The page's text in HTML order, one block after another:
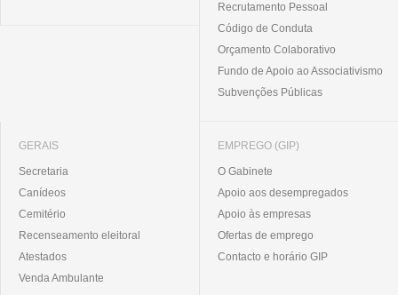
Recrutamento Pessoal
Código de Conduta
Orçamento Colaborativo
Fundo de Apoio ao Associativismo
Subvenções Públicas
GERAIS
Secretaria
Canídeos
Cemitério
Recenseamento eleitoral
Atestados
Venda Ambulante
EMPREGO (GIP)
O Gabinete
Apoio aos desempregados
Apoio às empresas
Ofertas de emprego
Contacto e horário GIP